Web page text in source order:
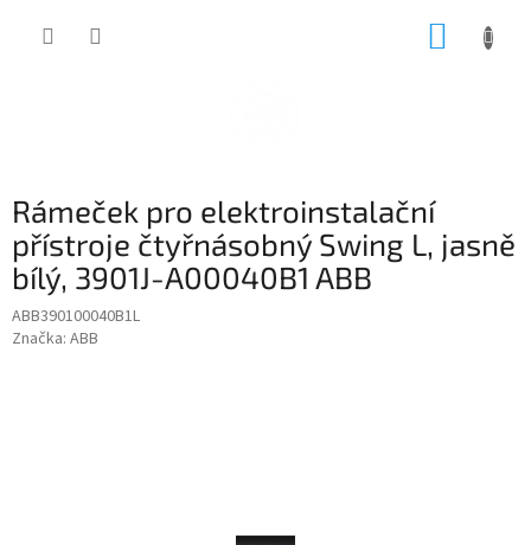
Rámeček pro elektroinstalační
přístroje čtyřnásobný Swing L, jasně
bílý, 3901J-A00040B1 ABB
ABB390100040B1L
Značka: ABB